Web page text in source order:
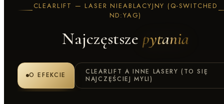
CLEARLIFT — LASER NIEABLACYJNY (Q-SWITCHED
ND:YAG)
Najczęstsze pytania
O EFEKCIE
CLEARLIFT A INNE LASERY (TO SIĘ
NAJCZĘŚCIEJ MYLI)